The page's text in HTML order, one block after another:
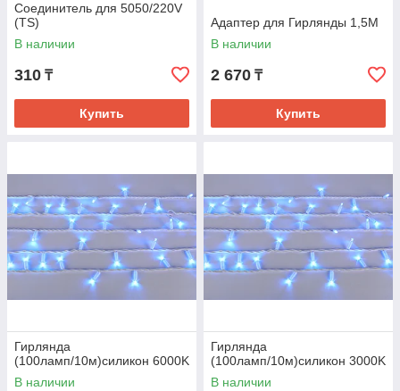
Соединитель для 5050/220V
(TS)
В наличии
310 ₸
Купить
Адаптер для Гирлянды 1,5М
В наличии
2 670 ₸
Купить
Гирлянда
(100ламп/10м)силикон 6000K
В наличии
Гирлянда
(100ламп/10м)силикон 3000K
В наличии